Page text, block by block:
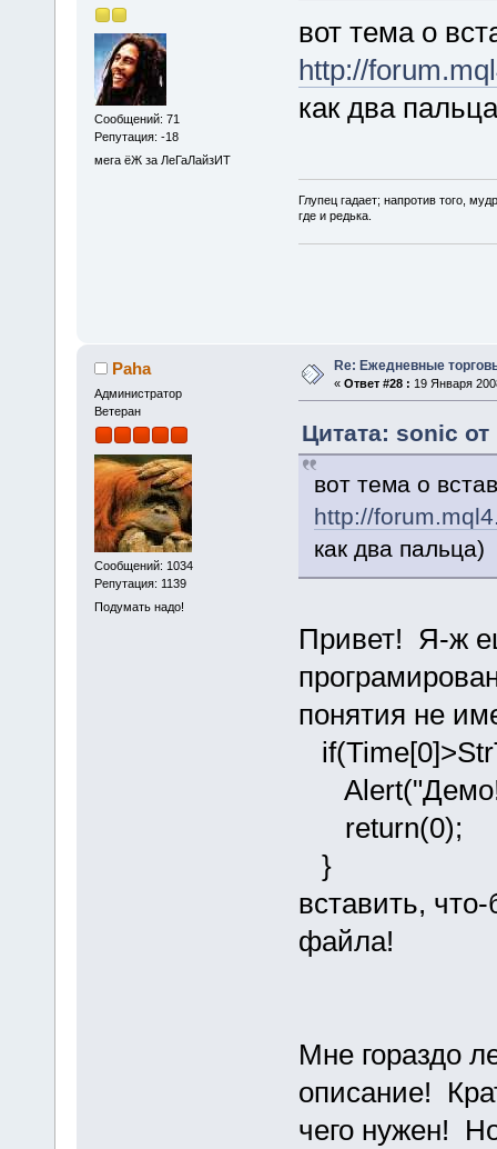
Сообщений: 71
Репутация: -18
мега ёЖ за ЛеГаЛайзИТ
вот тема о
http://
как два
Глупец гадает; нaпротив того,
где и редька.
Paha
Администратор
Ветеран
Сообщений: 1034
Репутация: 1139
Подумать надо!
Re: Ежедневные
« Ответ #28 : 19 Января
Цитата: sonic
вот тема о
http://
как два пальца)
Привет! Я-ж
понятия не
Alert("Демо!
return(0);
}
вставить,
файла!
Мне гораздо
описание!
чего нужен!